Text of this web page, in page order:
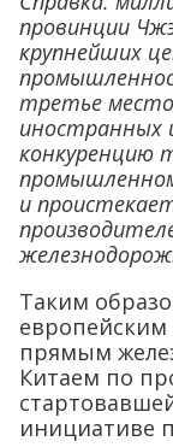
провинции
крупнейших
третье
иностранных
конкуренцию
и
Таким
прямым
Китаем по
инициативе